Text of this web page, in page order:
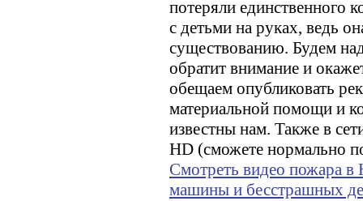
потеряли единственного
с детьми на руках, ведь
существованию. Будем
обратит внимание и
обещаем опубликовать
материальной помощи и
известны нам. Также в
HD (сможете нормально
Смотреть видео пожара в
машины и бесстрашных